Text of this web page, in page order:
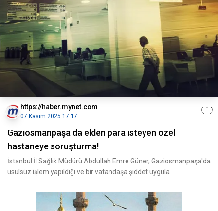
https://haber.mynet.com
07 Kasım 2025 17:17
Gaziosmanpaşa da elden para isteyen özel
hastaneye soruşturma!
İstanbul İl Sağlık Müdürü Abdullah Emre Güner, Gaziosmanpaşa'da
usulsüz işlem yapıldığı ve bir vatandaşa şiddet uygula